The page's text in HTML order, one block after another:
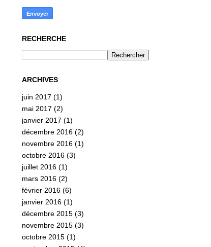
RECHERCHE
ARCHIVES
juin 2017 (1)
mai 2017 (2)
janvier 2017 (1)
décembre 2016 (2)
novembre 2016 (1)
octobre 2016 (3)
juillet 2016 (1)
mars 2016 (2)
février 2016 (6)
janvier 2016 (1)
décembre 2015 (3)
novembre 2015 (3)
octobre 2015 (1)